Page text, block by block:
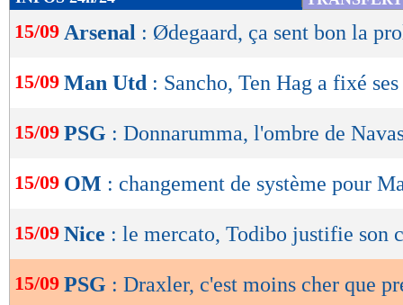
de
lecture
OK
15/09 Arsenal : Ødegaard, ça sent bon la
15/09 Man Utd : Sancho, Ten Hag a fixé
15/09 PSG : Donnarumma, l'ombre de
15/09 OM : changement de système pour
15/09 Nice : le mercato, Todibo justifie son
15/09 PSG : Draxler, c'est moins cher que